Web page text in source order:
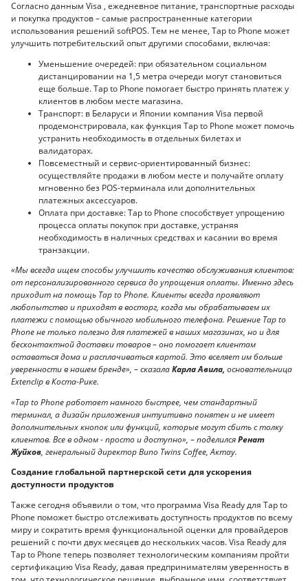
Согласно данным Visa , ежедневное питание, транспортные расходы
и покупка продуктов – самые распространенные категории
использования решений softPOS. Тем не менее, Tap to Phone может
улучшить потребительский опыт другими способами, включая:
Уменьшение очередей: при обязательном социальном
дистанцировании на 1,5 метра очереди могут становиться
еще больше. Tap to Phone помогает быстро принять платеж у
клиентов в любом месте магазина.
Транспорт: в Беларуси и Японии компания Visa первой
продемонстрировала, как функция Tap to Phone может помочь
устранить необходимость в отдельных билетах и
валидаторах.
Повсеместный и сервис-ориентированный бизнес:
осуществляйте продажи в любом месте и получайте оплату
мгновенно без POS-терминала или дополнительных
платежных аксессуаров.
Оплата при доставке: Tap to Phone способствует упрощению
процесса оплаты покупок при доставке, устраняя
необходимость в наличных средствах и касании во время
транзакции.
«Мы всегда ищем способы улучшить качество обслуживания клиентов:
от персонализированного сервиса до упрощения оплаты. Именно здесь
приходит на помощь Tap to Phone. Клиенты всегда проявляют
любопытство и приходят в восторг, когда мы обрабатываем их
платежи с помощью обычного мобильного телефона. Решение Tap to
Phone не только полезно для платежей в наших магазинах, но и для
бесконтактной доставки товаров – оно помогает клиентам
оставаться дома и расплачиваться картой. Это вселяет им больше
уверенности в нашем бренде», – сказалаКарла Авила, основательница
Extenclip в Коста-Рике.
«Tap to Phone работает намного быстрее, чем стандартный
терминал, а дизайн приложения интуитивно понятен и не имеет
дополнительных кнопок или функций, которые могут сбить с толку
клиентов. Все в одном - просто и доступно», – поделилсяРенат
Жуйков, генеральный директор Buno Twins Coffee, Актау.
Создание глобальной партнерской сети для ускорения
доступности продуктов
Также сегодня объявили о том, что программа Visa Ready для Tap to
Phone поможет быстро отслеживать доступность продуктов по всему
миру и сократить время функциональной оценки для провайдеров
решений с почти двух месяцев до нескольких часов. Visa Ready для
Tap to Phone теперь позволяет технологическим компаниям пройти
сертификацию Visa Ready, давая предпринимателям уверенность в